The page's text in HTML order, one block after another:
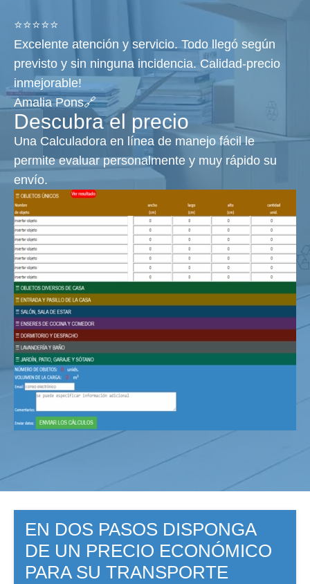
⭐⭐⭐⭐⭐
Excelente atención y servicio. Todo llegó según
previsto y sin ninguna incidencia. Calidad-precio
inmejorable!
Amalia Pons🔗
Descubra el precio
Una Calculadora en línea de manejo fácil le
permite evaluar personalmente y muy rápido su
envío.
EN DOS PASOS DISPONGA
DE UN PRECIO ECONÓMICO
PARA SU TRANSPORTE